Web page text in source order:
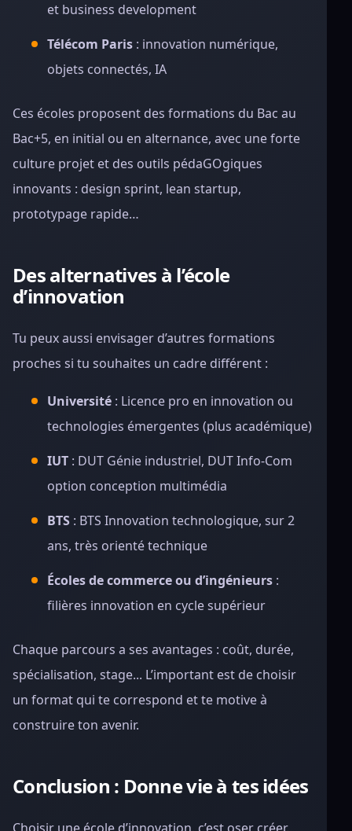
et business development
Télécom Paris : innovation numérique,
objets connectés, IA
Ces écoles proposent des formations du Bac au
Bac+5, en initial ou en alternance, avec une forte
culture projet et des outils pédaGOgiques
innovants : design sprint, lean startup,
prototypage rapide…
Des alternatives à l’école
d’innovation
Tu peux aussi envisager d’autres formations
proches si tu souhaites un cadre différent :
Université : Licence pro en innovation ou
technologies émergentes (plus académique)
IUT : DUT Génie industriel, DUT Info-Com
option conception multimédia
BTS : BTS Innovation technologique, sur 2
ans, très orienté technique
Écoles de commerce ou d’ingénieurs :
filières innovation en cycle supérieur
Chaque parcours a ses avantages : coût, durée,
spécialisation, stage... L’important est de choisir
un format qui te correspond et te motive à
construire ton avenir.
Conclusion : Donne vie à tes idées